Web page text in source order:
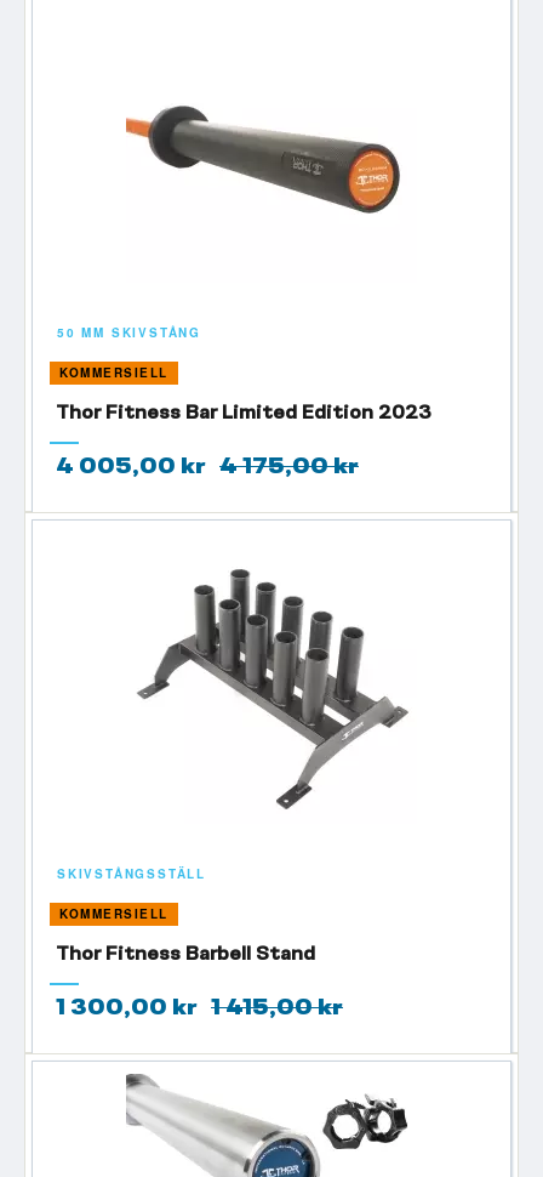
50 MM SKIVSTÅNG
KOMMERSIELL
Thor Fitness Bar Limited Edition 2023
4 005,00 kr 4 175,00 kr
SKIVSTÅNGSSTÄLL
KOMMERSIELL
Thor Fitness Barbell Stand
1 300,00 kr 1 415,00 kr